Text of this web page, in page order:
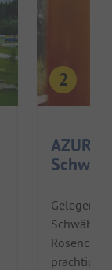
AZUR
Gelegen
prachtig